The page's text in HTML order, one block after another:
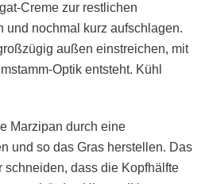
Creme zur restlichen
und nochmal kurz aufschlagen.
außen einstreichen, mit
Optik entsteht. Kühl
Marzipan durch eine
und so das Gras herstellen. Das
schneiden, dass die Kopfhälfte